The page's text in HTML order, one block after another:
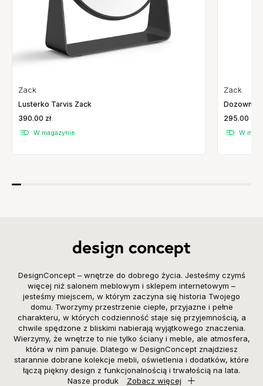
Zack
Lusterko Tarvis Zack
390.00 zł
W magazynie
Zack
Dozownik
295.00 zł
W
DesignConcept – wnętrze do dobrego życia. Jesteśmy czymś
więcej niż salonem meblowym i sklepem internetowym –
jesteśmy miejscem, w którym zaczyna się historia Twojego
domu. Tworzymy przestrzenie ciepłe, przyjazne i pełne
charakteru, w których codzienność staje się przyjemnością, a
chwile spędzone z bliskimi nabierają wyjątkowego znaczenia.
Wierzymy, że wnętrze to nie tylko ściany i meble, ale atmosfera,
która w nim panuje. Dlatego w DesignConcept znajdziesz
starannie dobrane kolekcje mebli, oświetlenia i dodatków, które
łączą piękny design z funkcjonalnością i trwałością na lata.
Nasze produk
Zobacz więcej